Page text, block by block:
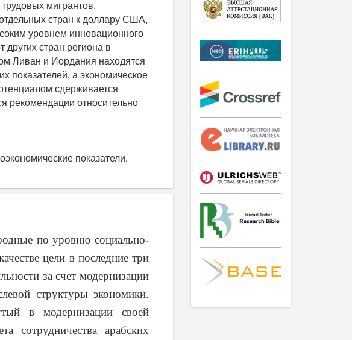
мигрантов,
стран к доллару США,
уровнем инновационного
других стран региона в
Ливан и Иордания находятся
показателей, а экономическое
сдерживается
рекомендации относительно
показатели,
по уровню социально-
цели в последние три
за счет модернизации
структуры экономики.
в модернизации своей
сотрудничества арабских